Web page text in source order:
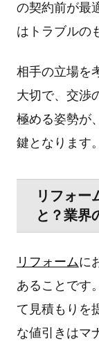
の契約前が最
はトラブルの
相手の立場を
大切で、交渉
極める姿勢が
鍵となります。
リフォー
と？業界
リフォームに
あることです
て見積もりを
な値引きはマ